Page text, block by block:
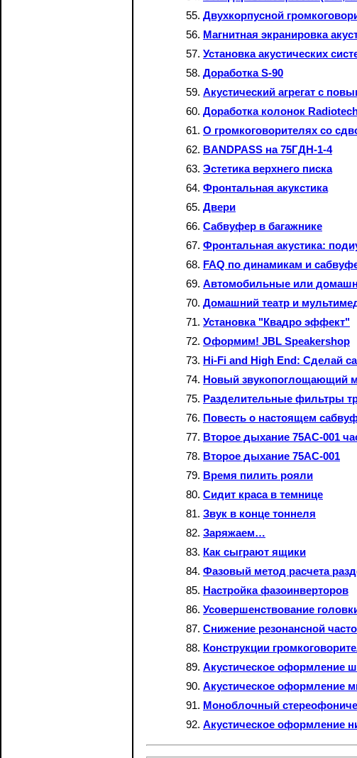
Двухкорпусной
Магнитная экранировка
Установка акустических
Доработка S-90
Акустический агрегат с
Доработка колонок
О громкоговорителях со
BANDPASS на 75ГДН-1-4
Эстетика верхнего писка
Фронтальная акукстика
Двери
Сабвуфер в багажнике
Фронтальная акустика:
FAQ по динамикам и
Автомобильные или
Домашний театр и
Установка "Квадро эффект"
Оформим! JBL Speakershop
Hi-Fi and High End: Сделай
Новый звукопоглощающий
Разделительные фильтры
Повесть о настоящем
Второе дыхание 75АС-001
Второе дыхание 75АС-001
Время пилить рояли
Сидит краса в темнице
Звук в конце тоннеля
Заряжаем…
Как сыграют ящики
Фазовый метод расчета
Настройка фазоинверторов
Усовершенствование
Снижение резонансной
Конструкции
Акустическое оформление
Акустическое оформление
Моноблочный
Акустическое оформление